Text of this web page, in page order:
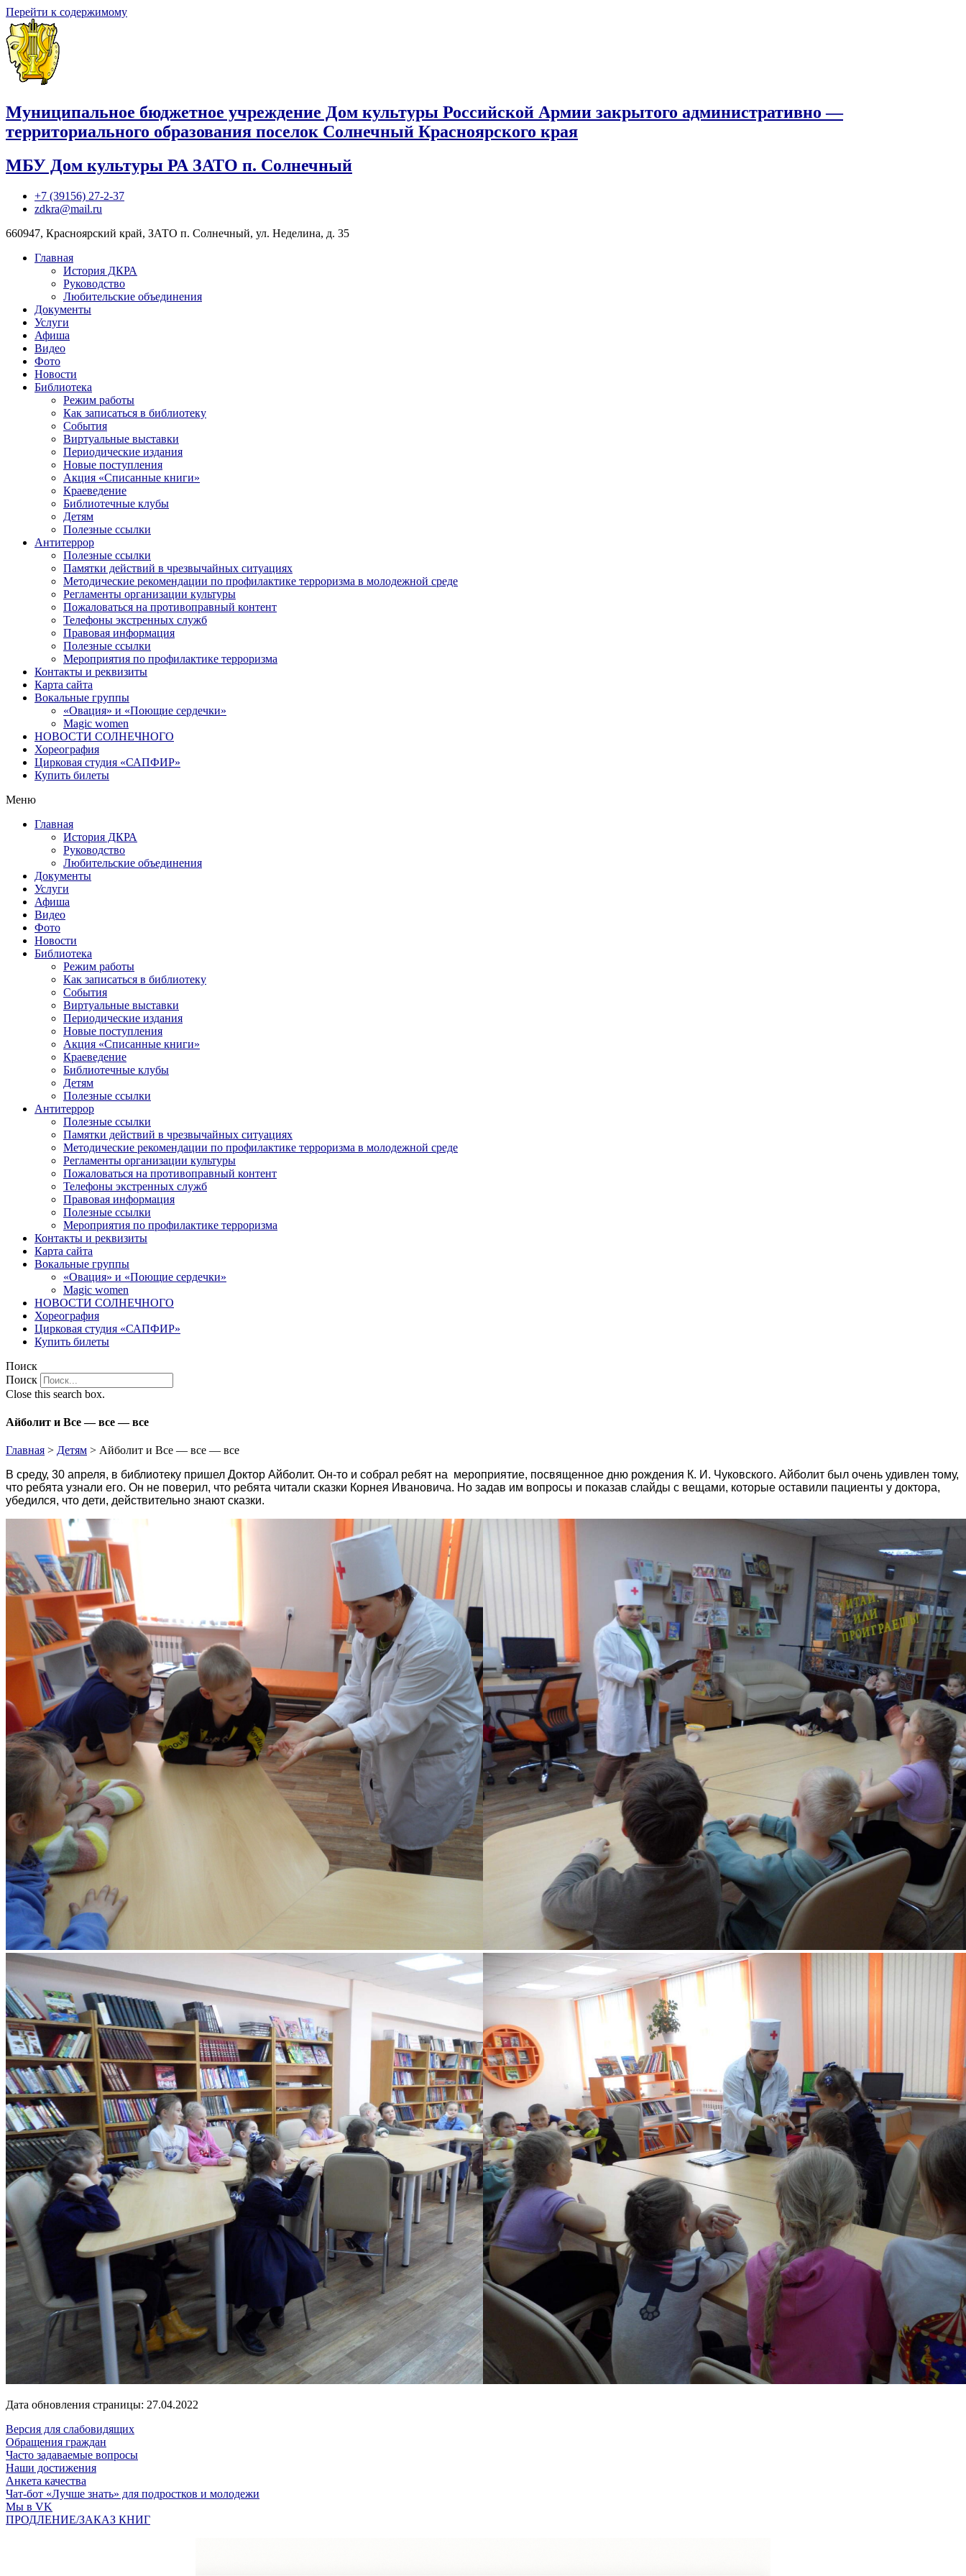
Перейти к содержимому
Муниципальное бюджетное учреждение Дом культуры Российской Армии закрытого административно —
территориального образования поселок Солнечный Красноярского края
МБУ Дом культуры РА ЗАТО п. Солнечный
+7 (39156) 27-2-37
zdkra@mail.ru
660947, Красноярский край, ЗАТО п. Солнечный, ул. Неделина, д. 35
Главная
История ДКРА
Руководство
Любительские объединения
Документы
Услуги
Афиша
Видео
Фото
Новости
Библиотека
Режим работы
Как записаться в библиотеку
События
Виртуальные выставки
Периодические издания
Новые поступления
Акция «Списанные книги»
Краеведение
Библиотечные клубы
Детям
Полезные ссылки
Антитеррор
Полезные ссылки
Памятки действий в чрезвычайных ситуациях
Методические рекомендации по профилактике терроризма в молодежной среде
Регламенты организации культуры
Пожаловаться на противоправный контент
Телефоны экстренных служб
Правовая информация
Полезные ссылки
Мероприятия по профилактике терроризма
Контакты и реквизиты
Карта сайта
Вокальные группы
«Овация» и «Поющие сердечки»
Magic women
НОВОСТИ СОЛНЕЧНОГО
Хореография
Цирковая студия «САПФИР»
Купить билеты
Меню
Главная
История ДКРА
Руководство
Любительские объединения
Документы
Услуги
Афиша
Видео
Фото
Новости
Библиотека
Режим работы
Как записаться в библиотеку
События
Виртуальные выставки
Периодические издания
Новые поступления
Акция «Списанные книги»
Краеведение
Библиотечные клубы
Детям
Полезные ссылки
Антитеррор
Полезные ссылки
Памятки действий в чрезвычайных ситуациях
Методические рекомендации по профилактике терроризма в молодежной среде
Регламенты организации культуры
Пожаловаться на противоправный контент
Телефоны экстренных служб
Правовая информация
Полезные ссылки
Мероприятия по профилактике терроризма
Контакты и реквизиты
Карта сайта
Вокальные группы
«Овация» и «Поющие сердечки»
Magic women
НОВОСТИ СОЛНЕЧНОГО
Хореография
Цирковая студия «САПФИР»
Купить билеты
Поиск
Поиск
Close this search box.
Айболит и Все — все — все
Главная > Детям > Айболит и Все — все — все
В среду, 30 апреля, в библиотеку пришел Доктор Айболит. Он-то и собрал ребят на мероприятие, посвященное дню рождения К. И. Чуковского. Айболит был очень удивлен тому,
что ребята узнали его. Он не поверил, что ребята читали сказки Корнея Ивановича. Но задав им вопросы и показав слайды с вещами, которые оставили пациенты у доктора,
убедился, что дети, действительно знают сказки.
Дата обновления страницы: 27.04.2022
Версия для слабовидящих
Обращения граждан
Часто задаваемые вопросы
Наши достижения
Анкета качества
Чат-бот «Лучше знать» для подростков и молодежи
Мы в VK
ПРОДЛЕНИЕ/ЗАКАЗ КНИГ